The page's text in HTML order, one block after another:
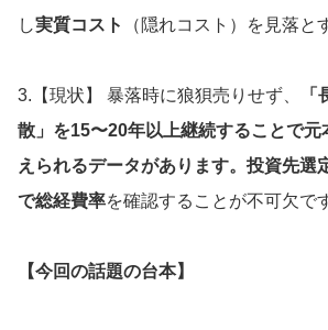
し実質コスト （隠れコスト）を見落と
3.【現状】 暴落時に狼狽売りせず、
散」を15〜20年以上継続することで元
えられるデータがあります。投資先選
で総経費率を確認することが不可欠で
【今回の話題の台本】